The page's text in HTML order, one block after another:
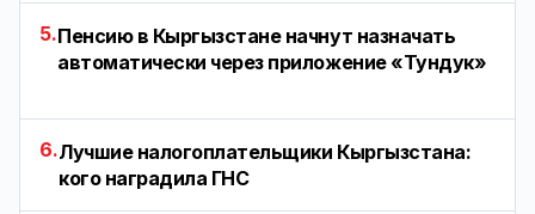
5.Пенсию в Кыргызстане начнут назначать
автоматически через приложение «Тундук»
6.Лучшие налогоплательщики Кыргызстана:
кого наградила ГНС